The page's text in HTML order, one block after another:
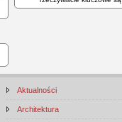
Aktualności
Architektura